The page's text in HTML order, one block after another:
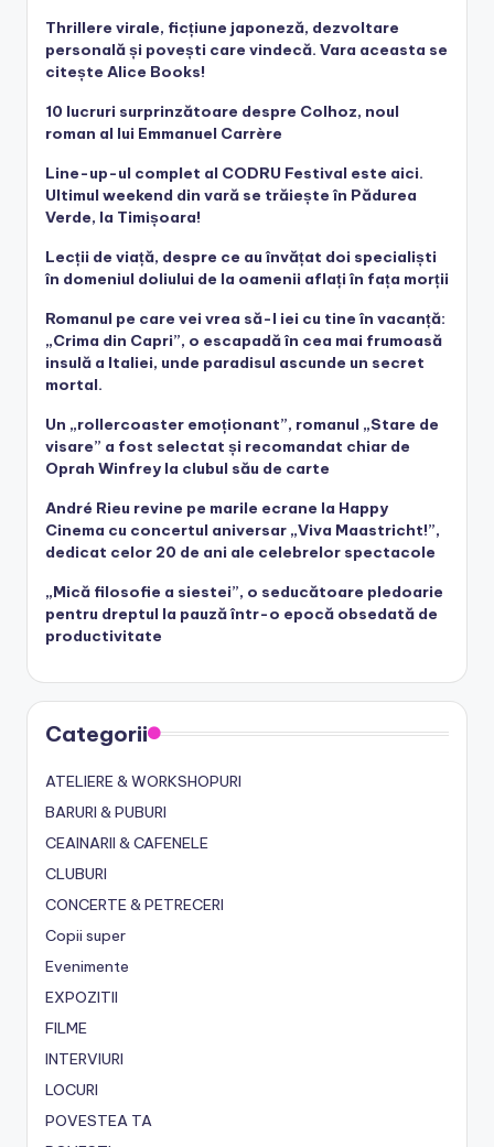
Thrillere virale, ficțiune japoneză, dezvoltare
personală și povești care vindecă. Vara aceasta se
citește Alice Books!
10 lucruri surprinzătoare despre Colhoz, noul
roman al lui Emmanuel Carrère
Line-up-ul complet al CODRU Festival este aici.
Ultimul weekend din vară se trăiește în Pădurea
Verde, la Timișoara!
Lecții de viață, despre ce au învățat doi specialiști
în domeniul doliului de la oamenii aflați în fața morții
Romanul pe care vei vrea să-l iei cu tine în vacanță:
„Crima din Capri”, o escapadă în cea mai frumoasă
insulă a Italiei, unde paradisul ascunde un secret
mortal.
Un „rollercoaster emoționant”, romanul „Stare de
visare” a fost selectat și recomandat chiar de
Oprah Winfrey la clubul său de carte
André Rieu revine pe marile ecrane la Happy
Cinema cu concertul aniversar „Viva Maastricht!”,
dedicat celor 20 de ani ale celebrelor spectacole
„Mică filosofie a siestei”, o seducătoare pledoarie
pentru dreptul la pauză într-o epocă obsedată de
productivitate
Categorii
ATELIERE & WORKSHOPURI
BARURI & PUBURI
CEAINARII & CAFENELE
CLUBURI
CONCERTE & PETRECERI
Copii super
Evenimente
EXPOZITII
FILME
INTERVIURI
LOCURI
POVESTEA TA